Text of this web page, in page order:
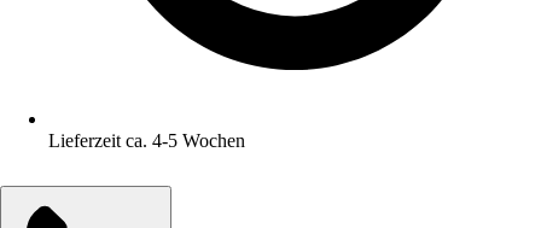
Lieferzeit ca. 4-5 Wochen